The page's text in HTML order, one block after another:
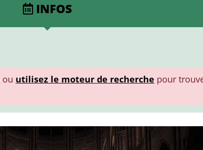
INFOS
ou utilisez le moteur de recherche pour